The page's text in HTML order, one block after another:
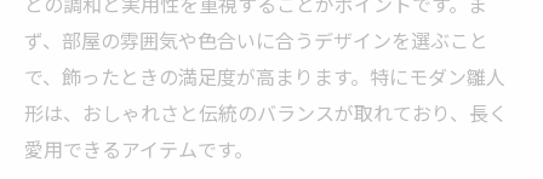
ず、部屋の雰囲気や色合いに合うデザインを選ぶこと
で、飾ったときの満足度が高まります。特にモダン雛人
形は、おしゃれさと伝統のバランスが取れており、長く
愛用できるアイテムです。